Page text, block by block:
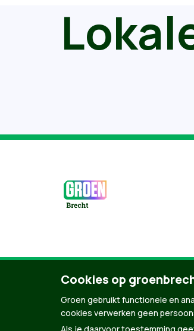
© Copyright Groen 2026 |
Cookies op
Groen gebruikt functionele en
cookies verwerken geen